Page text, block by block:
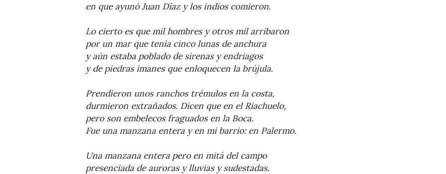
en que ayunó Juan Díaz y los indios comieron.
Lo cierto es que mil hombres y otros mil arribaron
por un mar que tenía cinco lunas de anchura
y aún estaba poblado de sirenas y endriagos
y de piedras imanes que enloquecen la brújula.
Prendieron unos ranchos trémulos en la costa,
durmieron extrañados. Dicen que en el Riachuelo,
pero son embelecos fraguados en la Boca.
Fue una manzana entera y en mi barrio: en Palermo.
Una manzana entera pero en mitá del campo
presenciada de auroras y lluvias y sudestadas.